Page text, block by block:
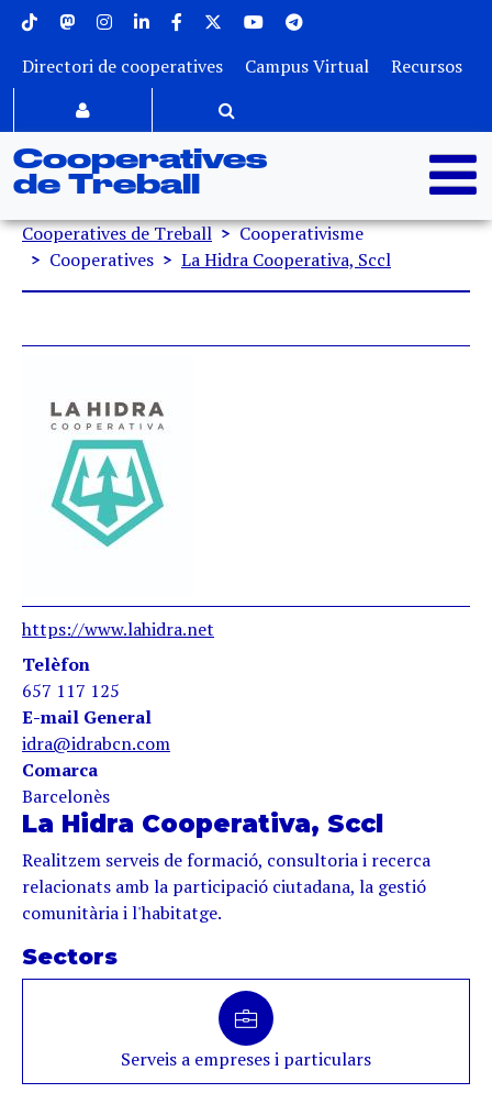
Vés al contingut
Menu superior
Directori de cooperatives Campus Virtual Recursos
Cooperatives
de Treball
Fil d'ariadna
Cooperatives de Treball
Cooperativisme
Cooperatives
La Hidra Cooperativa, Sccl
https://www.lahidra.net
Telèfon
657 117 125
E-mail General
idra@idrabcn.com
Comarca
Barcelonès
La Hidra Cooperativa, Sccl
Realitzem serveis de formació, consultoria i recerca
relacionats amb la participació ciutadana, la gestió
comunitària i l'habitatge.
Sectors
Serveis a empreses i particulars